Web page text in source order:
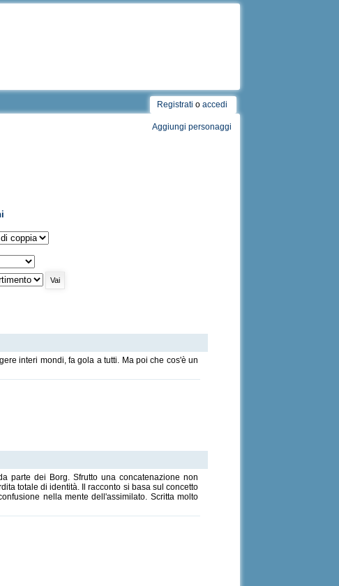
Registrati o accedi
Aggiungi personaggi
interi mondi, fa gola a tutti. Ma poi che cos'è un
parte dei Borg. Sfrutto una concatenazione non
totale di identità. Il racconto si basa sul concetto
nella mente dell'assimilato. Scritta molto